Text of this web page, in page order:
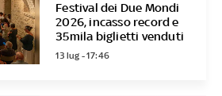
Festival dei Due Mondi
2026, incasso record e
35mila biglietti venduti
13 lug - 17:46